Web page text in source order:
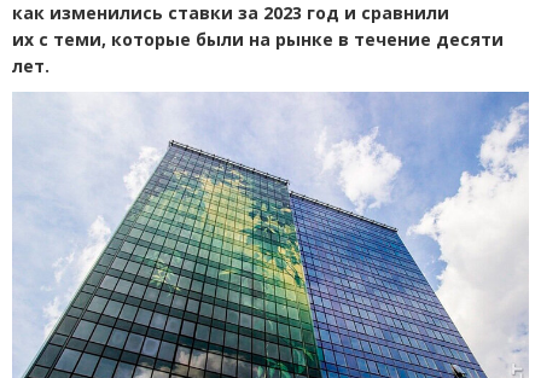
как изменились ставки за 2023 год и сравнили
их с теми, которые были на рынке в течение десяти
лет.